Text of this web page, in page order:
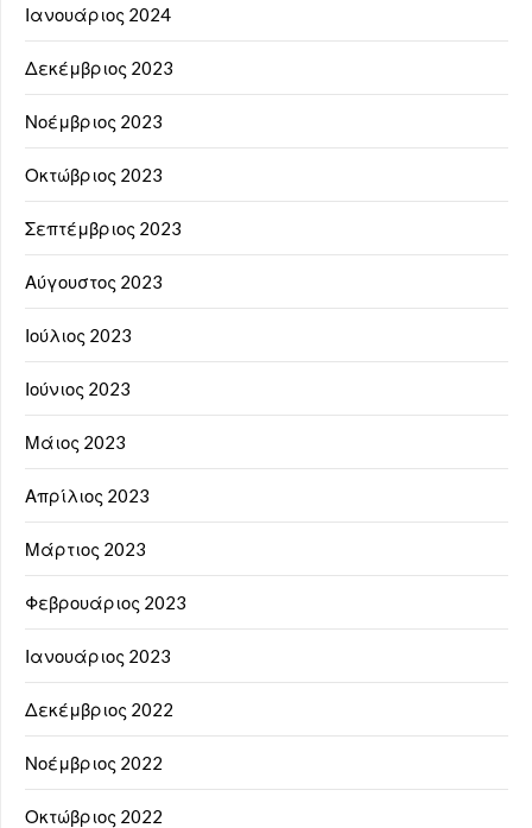
Ιανουάριος 2024
Δεκέμβριος 2023
Νοέμβριος 2023
Οκτώβριος 2023
Σεπτέμβριος 2023
Αύγουστος 2023
Ιούλιος 2023
Ιούνιος 2023
Μάιος 2023
Απρίλιος 2023
Μάρτιος 2023
Φεβρουάριος 2023
Ιανουάριος 2023
Δεκέμβριος 2022
Νοέμβριος 2022
Οκτώβριος 2022